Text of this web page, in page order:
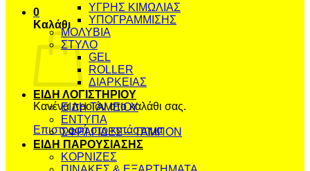
0
Καλάθι
Κανένα προϊόν στο καλάθι σας.
Επιστροφή στο κατάστημα
ΥΓΡΗΣ ΚΙΜΩΛΙΑΣ
ΥΠΟΓΡΑΜΜΙΣΗΣ
ΜΟΛΥΒΙΑ
ΣΤΥΛΟ
GEL
ROLLER
ΔΙΑΡΚΕΙΑΣ
ΕΙΔΗ ΛΟΓΙΣΤΗΡΙΟΥ
ΕΙΔΗ ΤΑΜΕΙΟΥ
ΕΝΤΥΠΑ
ΣΦΡΑΓΙΔΕΣ – ΤΑΜΠΟΝ
ΕΙΔΗ ΠΑΡΟΥΣΙΑΣΗΣ
ΚΟΡΝΙΖΕΣ